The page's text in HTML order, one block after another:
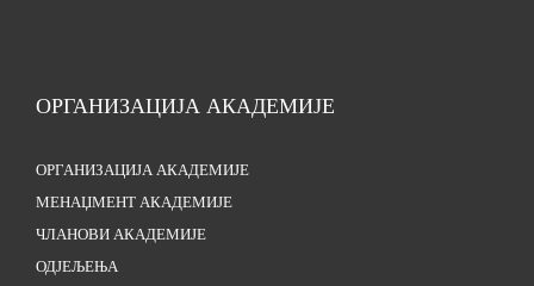
ОРГАНИЗАЦИЈА АКАДЕМИЈЕ
ОРГАНИЗАЦИЈА АКАДЕМИЈЕ
МЕНАЏМЕНТ АКАДЕМИЈЕ
ЧЛАНОВИ АКАДЕМИЈЕ
ОДЈЕЉЕЊА